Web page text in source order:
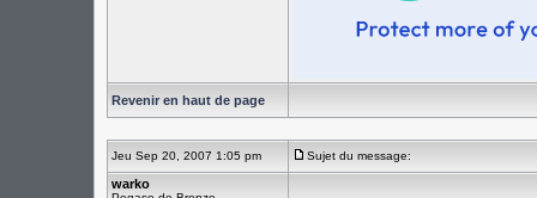
Revenir en haut de page
Jeu Sep 20, 2007 1:05 pm Sujet du message:
warko